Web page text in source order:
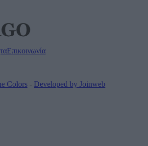
Επικοινωνία
Colors - Developed by Joinweb